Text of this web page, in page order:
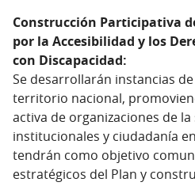
Construcción Participativa
por la Accesibilidad y los
con Discapacidad:
Se desarrollarán instancias
territorio nacional,
activa de organizaciones de
institucionales y ciudadanía
tendrán como objetivo
estratégicos del Plan y